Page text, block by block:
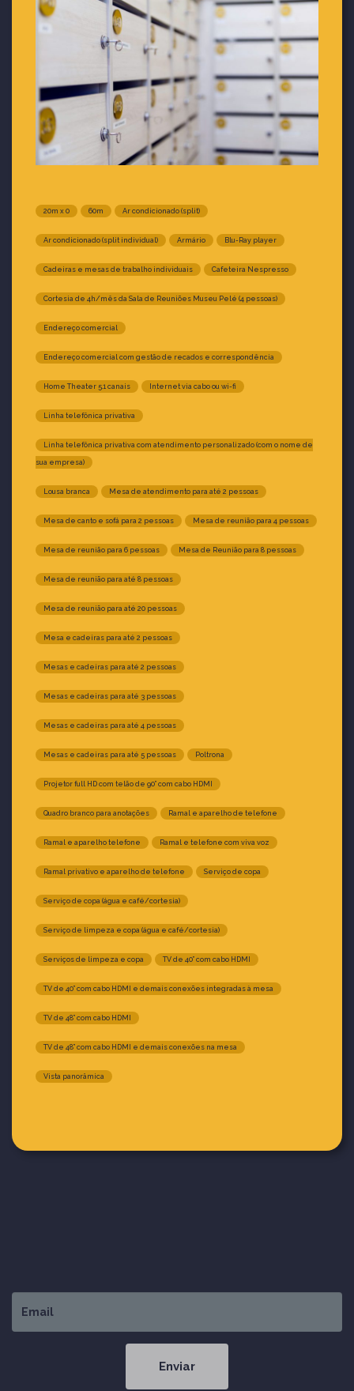
20m x 0 60m Ar condicionado (split)
Ar condicionado (split individual) Armário Blu-Ray player
Cadeiras e mesas de trabalho individuais Cafeteira Nespresso
Cortesia de 4h/mês da Sala de Reuniões Museu Pelé (4 pessoas)
Endereço comercial
Endereço comercial com gestão de recados e correspondência
Home Theater 5.1 canais Internet via cabo ou wi-fi
Linha telefônica privativa
Linha telefônica privativa com atendimento personalizado (com o nome de
sua empresa)
Lousa branca Mesa de atendimento para até 2 pessoas
Mesa de canto e sofá para 2 pessoas Mesa de reunião para 4 pessoas
Mesa de reunião para 6 pessoas Mesa de Reunião para 8 pessoas
Mesa de reunião para até 8 pessoas
Mesa de reunião para até 20 pessoas
Mesa e cadeiras para até 2 pessoas
Mesas e cadeiras para até 2 pessoas
Mesas e cadeiras para até 3 pessoas
Mesas e cadeiras para até 4 pessoas
Mesas e cadeiras para até 5 pessoas Poltrona
Projetor full HD com telão de 90” com cabo HDMI
Quadro branco para anotações Ramal e aparelho de telefone
Ramal e aparelho telefone Ramal e telefone com viva voz
Ramal privativo e aparelho de telefone Serviço de copa
Serviço de copa (água e café/cortesia)
Serviço de limpeza e copa (água e café/cortesia)
Serviços de limpeza e copa TV de 40” com cabo HDMI
TV de 40” com cabo HDMI e demais conexões integradas à mesa
TV de 48” com cabo HDMI
TV de 48” com cabo HDMI e demais conexões na mesa
Vista panorâmica